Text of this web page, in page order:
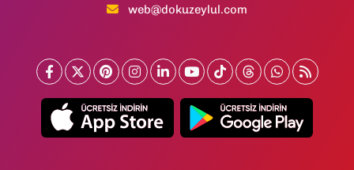
web@dokuzeylul.com